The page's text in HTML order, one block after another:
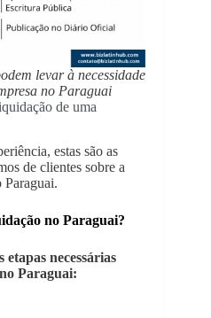
levar à necessidade
no Paraguai
de uma
estas são as
de clientes sobre a
Paraguai.
no Paraguai?
etapas necessárias
Paraguai: